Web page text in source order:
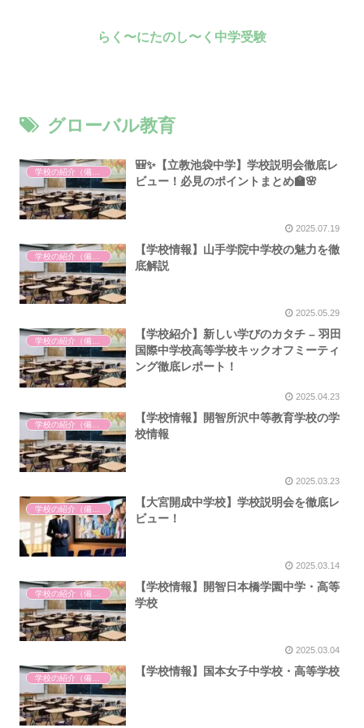
らく〜にたのし〜く中学受験
グローバル教育
🎒✨【立教池袋中学】学校説明会徹底レ
ビュー！必見のポイントまとめ🏫🌸
2025.07.19
【学校情報】山手学院中学校の魅力を徹
底解説
2025.05.29
【学校紹介】新しい学びのカタチ – 羽田
国際中学校高等学校キックオフミーティ
ング徹底レポート！
2025.04.23
学校の紹介（備忘録）
【学校情報】開智所沢中等教育学校の学
校情報
2025.03.23
【大宮開成中学校】学校説明会を徹底レ
ビュー！
2025.03.14
【学校情報】開智日本橋学園中学・高等
学校
2025.03.04
【学校情報】国本女子中学校・高等学校